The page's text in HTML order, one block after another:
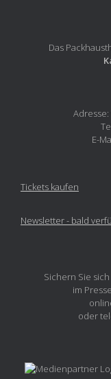
Das
E-
Tickets kaufen
Newsletter - bald
Sichern Sie
im
oder